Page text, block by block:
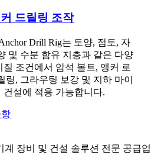
드릴링 조작
Drill Rig는 토양, 점토, 자
및 수분 함유 지층과 같은 다양
질 조건에서 암석 볼트, 앵커 로
링, 그라우팅 보강 및 지하 마이
건설에 적용 가능합니다.
계 장비 및 건설 솔루션 전문 공급업